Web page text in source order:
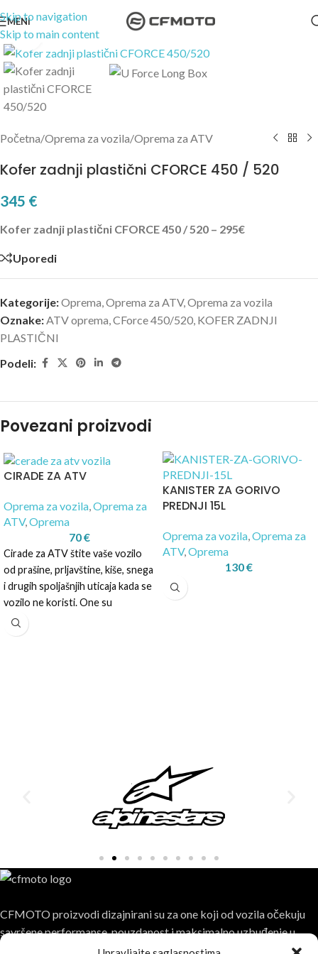
Skip to navigation
Skip to main content
MENI
Kliknite za uvećanje
Početna/Oprema za vozila/Oprema za ATV
Kofer zadnji plastični CFORCE 450 / 520
345 €
Kofer zadnji plastični CFORCE 450 / 520 – 295€
Uporedi
Kategorije:Oprema,Oprema za ATV,Oprema za vozila
Oznake:ATV oprema,CForce 450/520, KOFER ZADNJI
PLASTIČNI
Podeli:
Povezani proizvodi
CIRADE ZA ATV
Oprema za vozila,Oprema za
ATV,Oprema
70€
Cirade za ATV štite vaše vozilo
od prašine, prljavštine, kiše, snega
i drugih spoljašnjih uticaja kada se
vozilo ne koristi. One su
napravljene od izdržljivog
materijala koji je otporan na
KANISTER ZA GORIVO
PREDNJI 15L
Oprema za vozila,Oprema za
ATV,Oprema
130€
CFMOTO proizvodi dizajnirani su za one koji od vozila očekuju
savršene performanse, pouzdanost i maksimalno uzbuđenje u